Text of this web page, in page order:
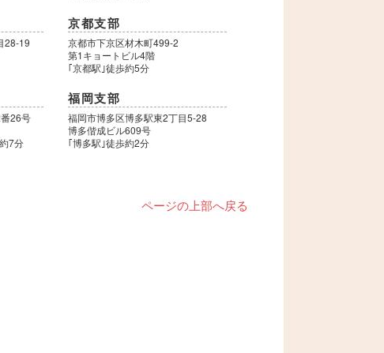
28-19
京都支部
京都市下京区材木町499-2
第1キョートビル4階
｢京都駅｣徒歩約5分
26号
7分
福岡支部
福岡市博多区博多駅東2丁目5-28
博多偕成ビル609号
｢博多駅｣徒歩約2分
ページの上部へ戻る